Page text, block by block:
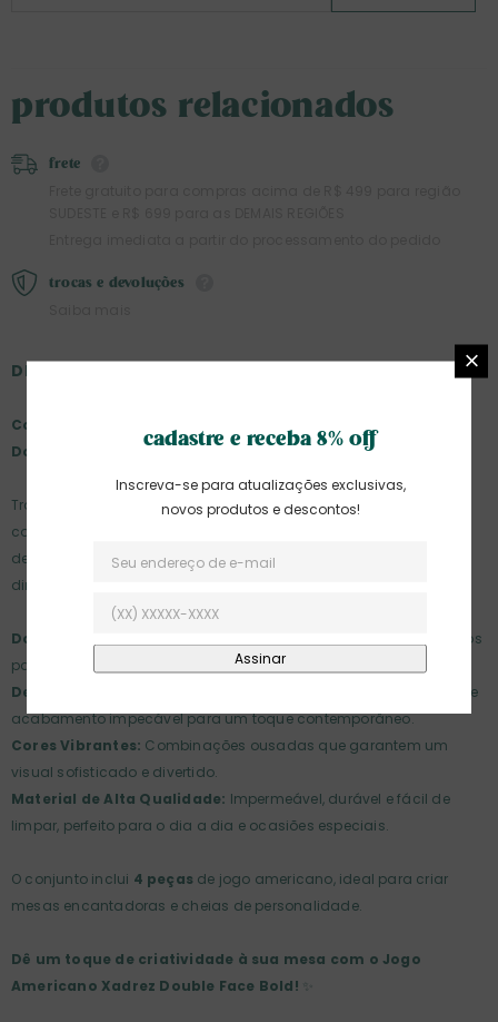
produtos relacionados
frete
trocas e devoluções
DESCRIÇÃO
Conjunto 4 Peças Jogo Americano Impermeável Xadrez
Double Face Bold II – Sem Guardanapo
Transforme suas refeições em momentos cheios de cor e estilo
com o
design moderno e vibrante, esse conjunto traz um padrão xadrez
dinâmico que adiciona personalidade à sua mesa.
Double Face:
Versatilidade em dobro! Escolha entre os dois lados
para variar a composição da sua mesa.
Design Exclusivo:
Formato retangular, com apliques em xadrez e
acabamento impecável para um toque contemporâneo.
Cores Vibrantes: Combinações ousadas que garantem um
visual sofisticado e divertido.
Material de Alta Qualidade: Impermeável, durável e fácil de
limpar, perfeito para o dia a dia e ocasiões especiais.
O conjunto inclui 4 peças de jogo americano, ideal para criar
mesas encantadoras e cheias de personalidade.
Dê um toque de criatividade à sua mesa com o Jogo
Americano Xadrez Double Face Bold!
cadastre e receba 8% off
Inscreva-se para atualizações exclusivas,
novos produtos e descontos!